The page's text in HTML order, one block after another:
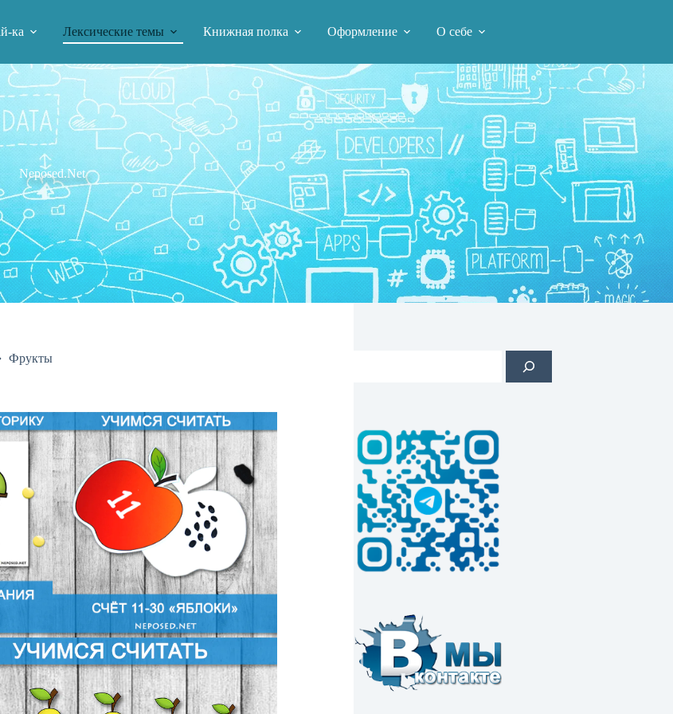
ка Лексические темы Книжная полка Оформление О себе
Neposed.Net
Фрукты